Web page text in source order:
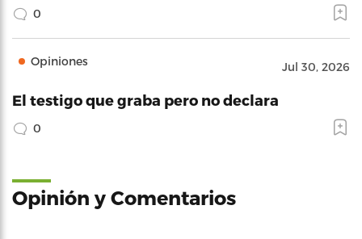
0
Opiniones Jul 30, 2026
El testigo que graba pero no declara
0
Opinión y Comentarios